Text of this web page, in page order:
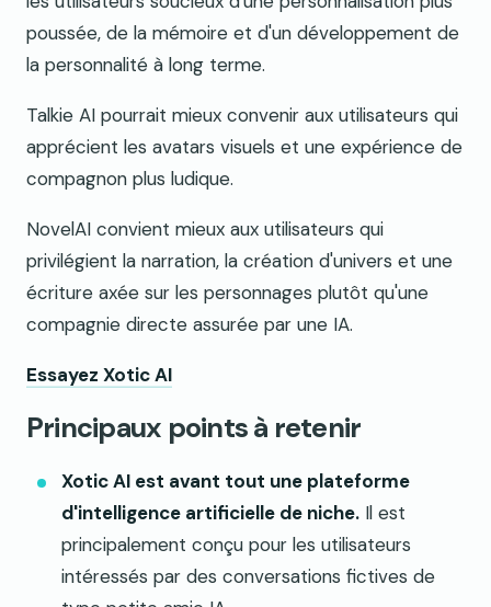
poussée, de la mémoire et d'un développement de
la personnalité à long terme.
Talkie AI pourrait mieux convenir aux utilisateurs qui
apprécient les avatars visuels et une expérience de
compagnon plus ludique.
NovelAI convient mieux aux utilisateurs qui
privilégient la narration, la création d'univers et une
écriture axée sur les personnages plutôt qu'une
compagnie directe assurée par une IA.
Essayez Xotic AI
Principaux points à retenir
Xotic AI est avant tout une plateforme
d'intelligence artificielle de niche. Il est
principalement conçu pour les utilisateurs
intéressés par des conversations fictives de